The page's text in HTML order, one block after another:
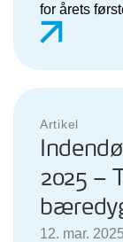
for årets
Artikel
2025 –
12. mar. 2025